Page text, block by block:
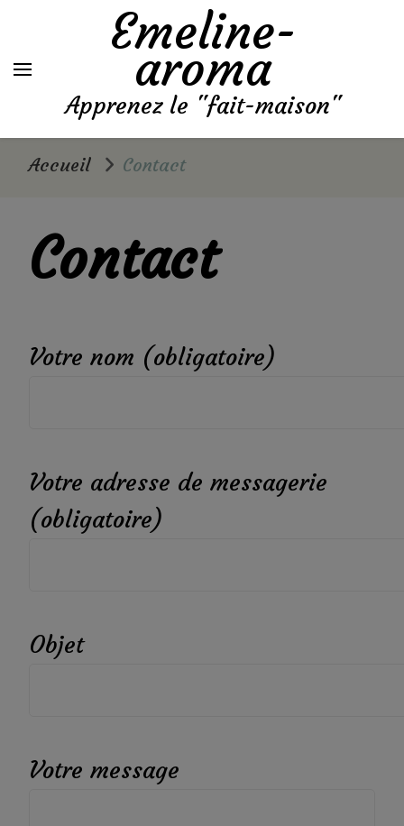
Emeline-
aroma
Apprenez le "fait-maison"
Accueil Contact
Contact
Votre nom (obligatoire)
Votre adresse de messagerie
(obligatoire)
Objet
Votre message